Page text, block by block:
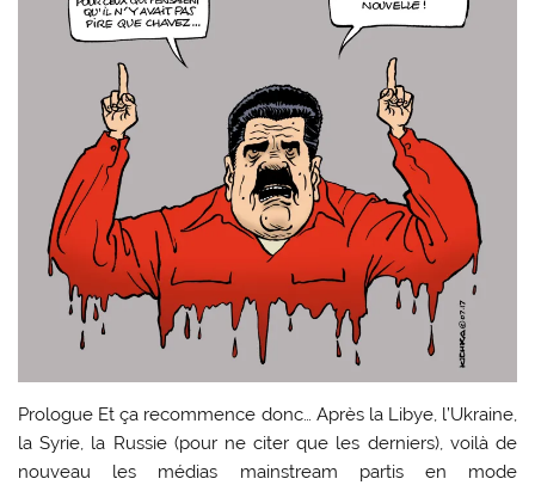
Prologue Et ça recommence donc… Après la Libye, l’Ukraine,
la Syrie, la Russie (pour ne citer que les derniers), voilà de
nouveau les médias mainstream partis en mode